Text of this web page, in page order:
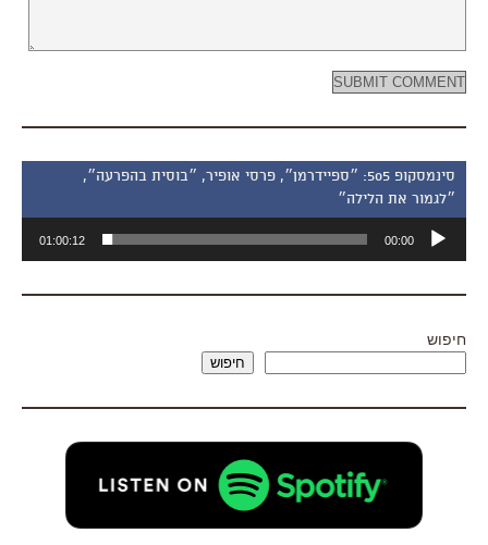
סינמסקופ 505: ״ספיידרמן״, פרסי אופיר, ״בוסית בהפרעה״,
״לגמור את הלילה״
אודיו
00:00
01:00:12
חיפוש
חיפוש